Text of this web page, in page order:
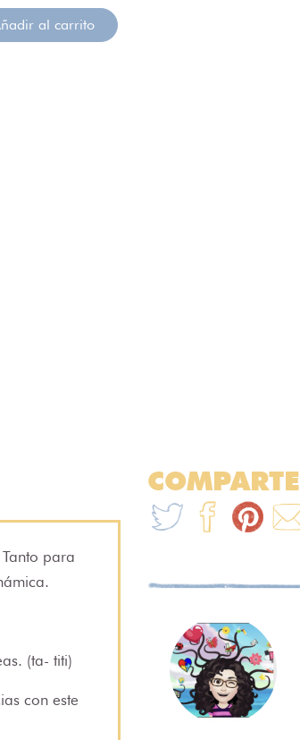
al carrito
para
(ta- titi)
con este
COMPARTE